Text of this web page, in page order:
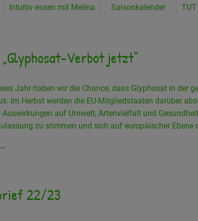
Intuitiv essen mit Melina Saisonkalender
Verbot jetzt“
Jahr haben wir die Chance, dass Glyphosat in der
Im Herbst werden die EU-Mitgliedstaaten darüber
Auswirkungen auf Umwelt, Artenvielfalt und
zu stimmen und sich auf europäischer
22/23